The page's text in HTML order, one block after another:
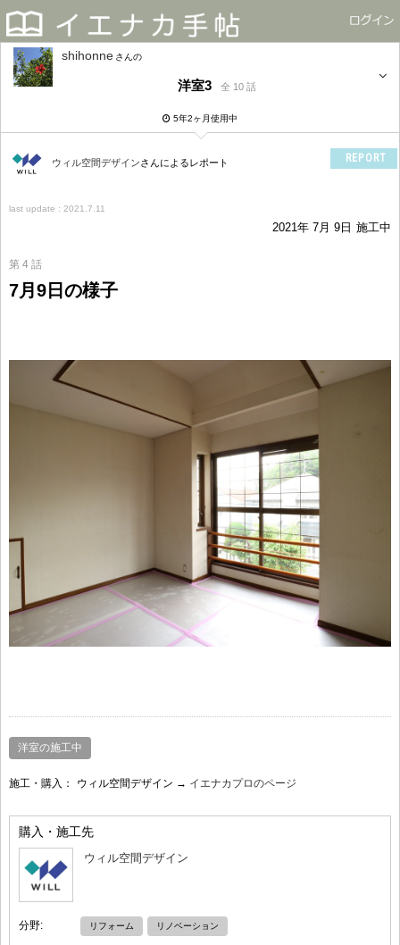
shihonne さん
洋室3 全 10 話
5年2ヶ月使用中
ウィル空間デザインさんによるレポート REPORT
last update : 2021.7.11
2021年 7月 9日 施工中
第 4 話
7月9日の様子
洋室の施工中
施工・購入： ウィル空間デザイン → イエナカプロのページ
購入・施工先
ウィル空間デザイン
分野: リフォーム リノベーション